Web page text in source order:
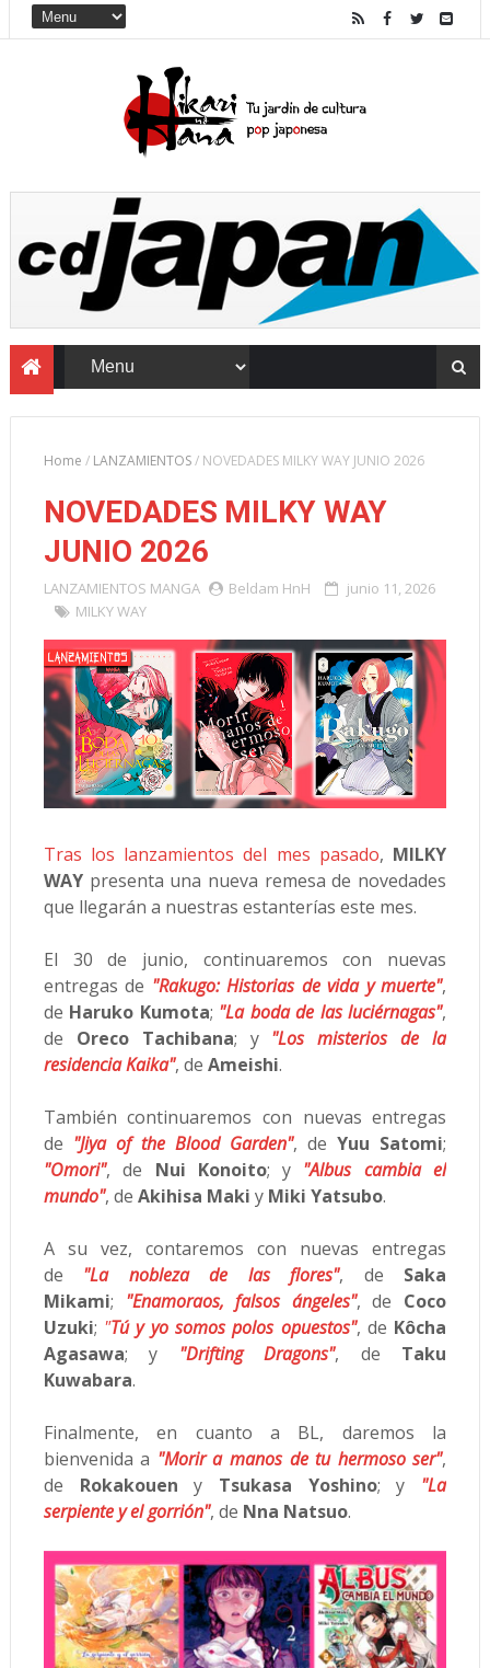
Home / LANZAMIENTOS/ NOVEDADES MILKY WAY JUNIO 2026
NOVEDADES MILKY WAY
JUNIO 2026
LANZAMIENTOS MANGA Beldam HnH
junio 11, 2026
MILKY WAY
Tras los lanzamientos del mes pasado, MILKY
WAYpresenta una nueva remesa de novedades
que llegarán a nuestras estanterías este mes.
El 30 de junio, continuaremos con nuevas
entregas de "Rakugo: Historias de vida y muerte",
de Haruko Kumota; "La boda de las luciérnagas",
de Oreco Tachibana; y "Los misterios de la
residencia Kaika", de Ameishi.
También continuaremos con nuevas entregas
de "Jiya of the Blood Garden", deYuu Satomi;
"Omori", de Nui Konoito; y "Albus cambia el
mundo", de Akihisa Maki y Miki Yatsubo.
A su vez, contaremos con nuevas entregas
de "La nobleza de las flores", de Saka
Mikami; "Enamoraos, falsos ángeles", de Coco
Uzuki; "Tú y yo somos polos opuestos", de Kôcha
Agasawa; y "Drifting Dragons", de Taku
Kuwabara.
Finalmente, en cuanto a BL, daremos la
bienvenida a "Morir a manos de tu hermoso ser",
de Rokakouen y Tsukasa Yoshino; y "La
serpiente y el gorrión", de Nna Natsuo.